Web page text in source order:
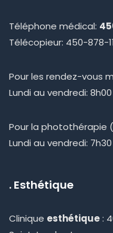
Téléphone médical:
Télécopieur: 450-878-
Pour les rendez-vous
Lundi au vendredi: 8h00
Pour la photothérapie
Lundi au vendredi: 7h30
. Esthétique
Clinique esthétique: